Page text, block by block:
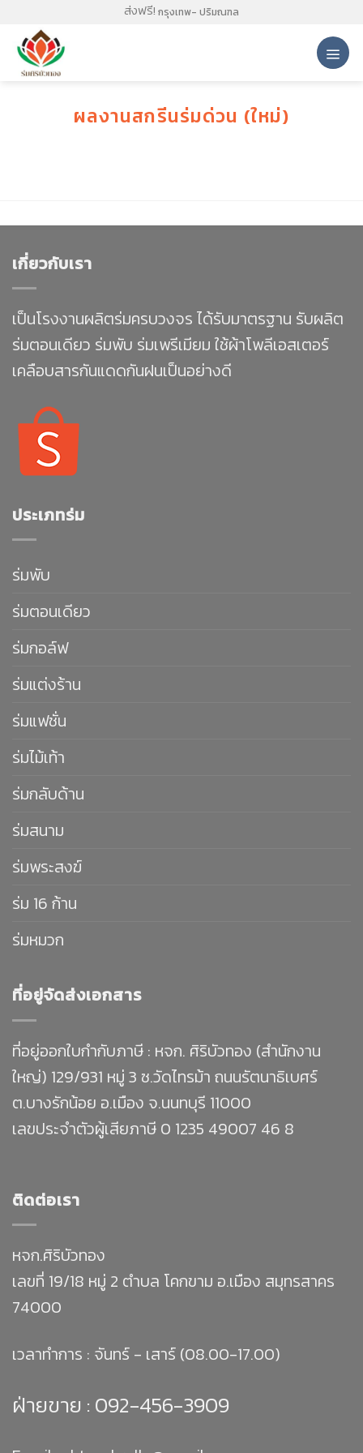
content
ส่งฟรี! กรุงเทพ- ปริมณฑล
ผลงานสกรีนร่มด่วน (ใหม่)
เกี่ยวกับเรา
เป็นโรงงานผลิตร่มครบวงจร ได้รับมาตรฐาน รับผลิต
ร่มตอนเดียว ร่มพับ ร่มเพรีเมียม ใช้ผ้าโพลีเอสเตอร์
เคลือบสารกันแดดกันฝนเป็นอย่างดี
ประเภทร่ม
ร่มพับ
ร่มตอนเดียว
ร่มกอล์ฟ
ร่มแต่งร้าน
ร่มแฟชั่น
ร่มไม้เท้า
ร่มกลับด้าน
ร่มสนาม
ร่มพระสงฆ์
ร่ม 16 ก้าน
ร่มหมวก
ที่อยู่จัดส่งเอกสาร
ที่อยู่ออกใบกำกับภาษี : หจก. ศิริบัวทอง (สำนักงาน
ใหญ่) 129/931 หมู่ 3 ซ.วัดไทรม้า ถนนรัตนาธิเบศร์
ต.บางรักน้อย อ.เมือง จ.นนทบุรี 11000
เลขประจำตัวผู้เสียภาษี 0 1235 49007 46 8
ติดต่อเรา
หจก.ศิริบัวทอง
เลขที่ 19/18 หมู่ 2 ตำบล โคกขาม อ.เมือง สมุทรสาคร
74000
เวลาทำการ : จันทร์ - เสาร์ (08.00-17.00)
ฝ่ายขาย : 092-456-3909